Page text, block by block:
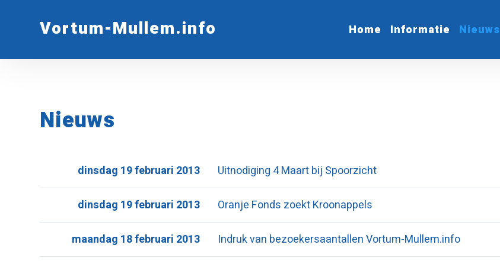
Vortum-Mullem.info Home Informatie Nieuws
Nieuws
Uitnodiging 4 Maart bij Spoorzicht
dinsdag 19 februari 2013
Oranje Fonds zoekt Kroonappels
dinsdag 19 februari 2013
Indruk van bezoekersaantallen Vortum-Mullem.info
maandag 18 februari 2013